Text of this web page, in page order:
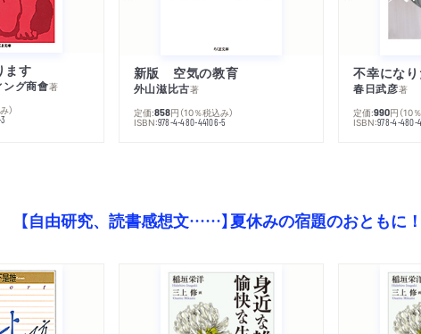
ます
ング商會著
）
新版 空気の教育
外山滋比古著
定価:858円 （10％税込み）
ISBN:978-4-480-44106-5
春日武彦著
定価:990円 （10
ISBN:978-4-480-
【自由研究、読書感想文……】夏休みの宿題のおともに！